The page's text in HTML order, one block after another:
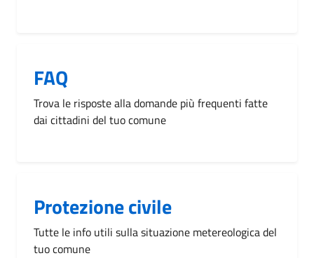
FAQ
Trova le risposte alla domande più frequenti fatte
dai cittadini del tuo comune
Protezione civile
Tutte le info utili sulla situazione metereologica del
tuo comune